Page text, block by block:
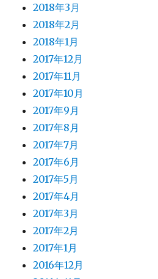
2018年3月
2018年2月
2018年1月
2017年12月
2017年11月
2017年10月
2017年9月
2017年8月
2017年7月
2017年6月
2017年5月
2017年4月
2017年3月
2017年2月
2017年1月
2016年12月